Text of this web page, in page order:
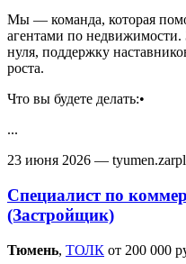
Мы — команда, которая
агентами по недвижимости.
нуля, поддержку
роста.
Что вы будете делать:•
...
23 июня 2026 —
Специалист по
(Застройщик)
Тюмень‎, ТОЛК от 200 000